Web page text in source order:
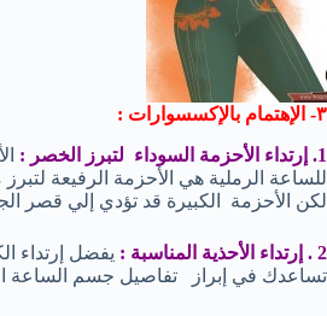
٣- الإهتمام بالإكسسوارات :
1. إرتداء الأحزمة السوداء لتبرز الخصر :
للساعة الرملية هي الأحزمة الرفيعة
لكن الأحزمة الكبيرة قد تؤدي إلي قصر
2 . إرتداء الأحذية المناسبة :
يفضل إرتداء
تساعدك في إبراز تفاصيل جسم الساعة